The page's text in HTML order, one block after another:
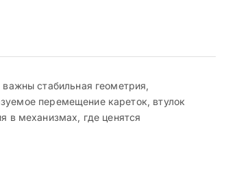
стабильная геометрия,
перемещение кареток, втулок
в механизмах, где ценятся